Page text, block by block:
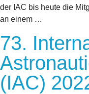
der IAC bis heute die
an einem …
73.
(IAC)